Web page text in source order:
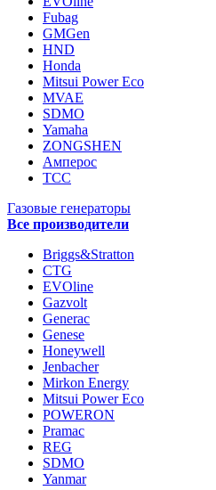
Fubag
GMGen
HND
Honda
Mitsui Power Eco
MVAE
SDMO
Yamaha
ZONGSHEN
Амперос
ТСС
Газовые генераторы
Все производители
Briggs&Stratton
CTG
EVOline
Gazvolt
Generac
Genese
Honeywell
Jenbacher
Mirkon Energy
Mitsui Power Eco
POWERON
Pramac
REG
SDMO
Yanmar